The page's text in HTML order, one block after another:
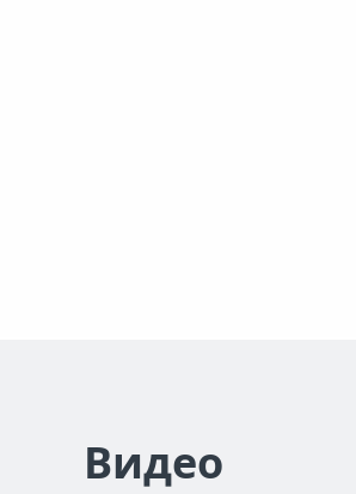
Видео